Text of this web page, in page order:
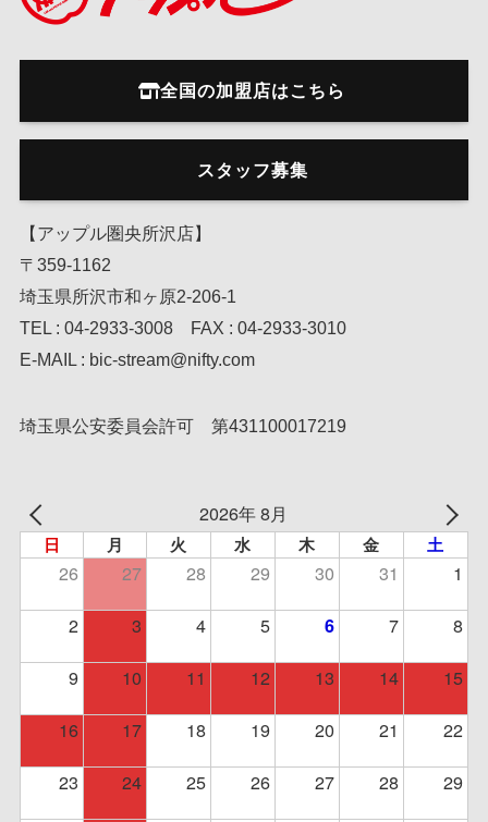
全国の加盟店はこちら
スタッフ募集
【アップル圏央所沢店】
〒359-1162
埼玉県所沢市和ヶ原2-206-1
TEL : 04-2933-3008 FAX : 04-2933-3010
E-MAIL : bic-stream@nifty.com
埼玉県公安委員会許可 第431100017219
2026年 8月
日 月 火 水 木 金 土
26 27 28 29 30 31
1
2
3 4 5 6 7
8
9
10 11 12 13 14
15
16
17 18 19 20 21
22
23
24 25 26 27 28
29